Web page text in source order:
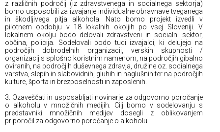
z različnih področij (iz zdravstvenega in socialnega sektorja)
bomo usposobili za izvajanje individualne obravnave tveganega
in škodljivega pitja alkohola. Nato bomo projekt izvedli v
pilotnem obdobju v 18 lokalnih okoljih po vsej Sloveniji. V
lokalnem okolju bodo delovali zdravstveni in socialni sektor,
občina, policija. Sodelovali bodo tudi izvajalci, ki delujejo na
področjih dobrodelnih organizacij, verskih skupnosti /
organizacij s splošno koristnim namenom, na področjih gibalno
oviranih, na področjih duševnega zdravja, družine oz. socialnega
varstva, slepih in slabovidnih, gluhih in naglušnih ter na področjih
kulture, športa in brezposelnosti in zaposlenih.
3. Ozaveščati in usposabljati novinarje za odgovorno poročanje
o alkoholu v množičnih medijih. Cilj bomo v sodelovanju s
predstavniki množičnih medijev dosegli z oblikovanjem
priporočil za odgovorno poročanje o alkoholu.